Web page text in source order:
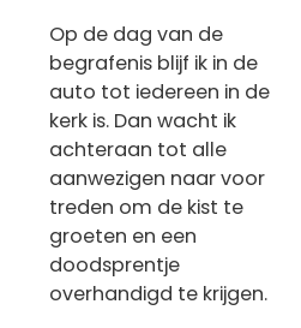
Op de dag van de
begrafenis blijf ik in de
auto tot iedereen in de
kerk is. Dan wacht ik
achteraan tot alle
aanwezigen naar voor
treden om de kist te
groeten en een
doodsprentje
overhandigd te krijgen.